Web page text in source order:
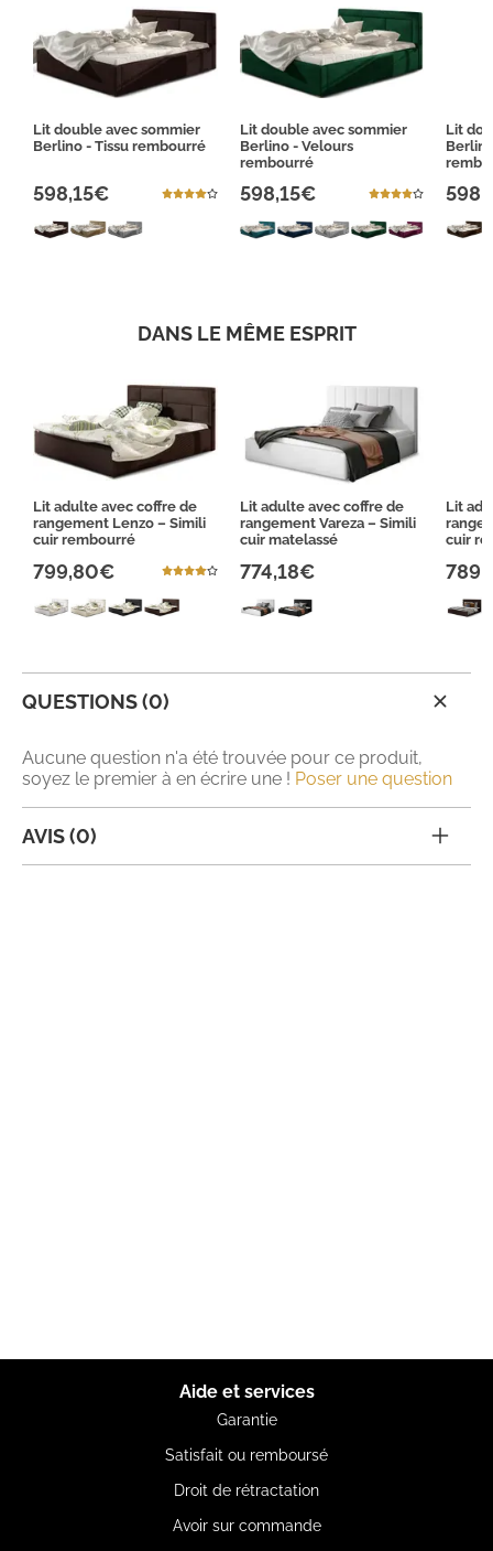
Lit double avec sommier
Berlino - Tissu rembourré
598,15€
Lit double avec sommier
Berlino - Velours
rembourré
598,15€
Lit
DANS LE MÊME ESPRIT
Lit adulte avec coffre de
rangement Lenzo – Simili
cuir rembourré
799,80€
Lit adulte avec coffre de
rangement Vareza – Simili
cuir matelassé
774,18€
Lit
cuir
QUESTIONS (0)
Aucune question n'a été trouvée pour ce produit,
soyez le premier à en écrire une ! Poser une question
AVIS (0)
Aide et services
Garantie
Satisfait ou remboursé
Droit de rétractation
Avoir sur commande